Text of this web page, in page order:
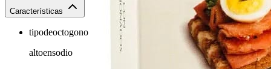
Características
tipodeoctogono
altoensodio